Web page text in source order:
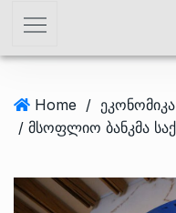
Home / ეკონომიკა